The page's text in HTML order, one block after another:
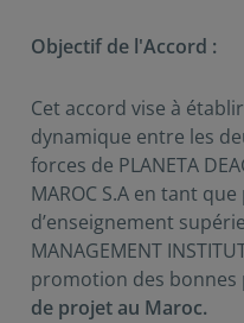
Objectif de l'Accord :
Cet accord vise à
dynamique entre les
forces de PLANETA
MAROC S.A en tant
d’enseignement
MANAGEMENT
promotion des bonnes
de projet au Maroc.